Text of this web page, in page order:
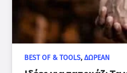
BEST OF & TOOLS,ΔΩΡΕΆΝ